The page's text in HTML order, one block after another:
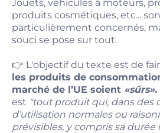
Jouets, véhicules à moteurs,
produits cosmétiques, etc...
particulièrement concernés,
souci se pose sur tout.
👉 L'objectif du texte est de
les produits de
marché de l’UE soient «sûrs».
est "tout produit qui, dans des
d’utilisation normales ou
prévisibles, y compris sa durée